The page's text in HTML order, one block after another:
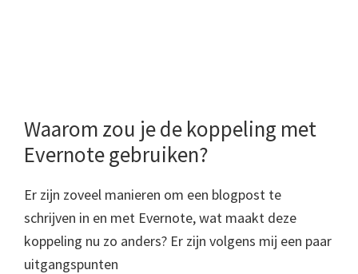
Waarom zou je de koppeling met
Evernote gebruiken?
Er zijn zoveel manieren om een blogpost te
schrijven in en met Evernote, wat maakt deze
koppeling nu zo anders? Er zijn volgens mij een paar
uitgangspunten